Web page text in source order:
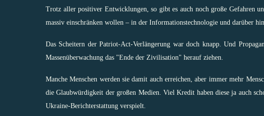
Trotz aller positiver Entwicklungen, so gibt es auch noch große Gefahren
massiv einschränken wollen – in der Informationstechnologie und darüber
Das Scheitern der Patriot-Act-Verlängerung war doch knapp. Und
Massenüberwachung das "Ende der Zivilisation" herauf ziehen.
Manche Menschen werden sie damit auch erreichen, aber immer mehr
die Glaubwürdigkeit der großen Medien. Viel Kredit haben diese ja auch
Ukraine-Berichterstattung verspielt.